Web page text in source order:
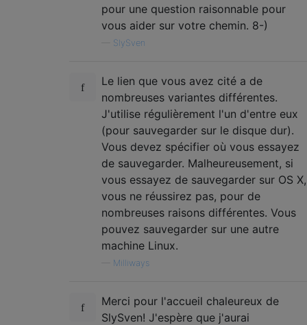
pour une question raisonnable pour
vous aider sur votre chemin. 8-)
SlySven
Le lien que vous avez cité a de
nombreuses variantes différentes.
J'utilise régulièrement l'un d'entre eux
(pour sauvegarder sur le disque dur).
Vous devez spécifier où vous essayez
de sauvegarder. Malheureusement, si
vous essayez de sauvegarder sur OS X,
vous ne réussirez pas, pour de
nombreuses raisons différentes. Vous
pouvez sauvegarder sur une autre
machine Linux.
Milliways
Merci pour l'accueil chaleureux de
SlySven! J'espère que j'aurai